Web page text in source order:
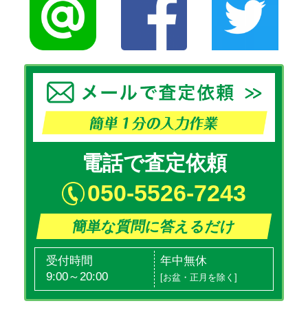
電話で査定依頼
050-5526-7243
簡単な質問に答えるだけ
受付時間
9:00～20:00
年中無休
[お盆・正月を除く]